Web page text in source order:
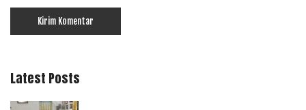
Latest Posts